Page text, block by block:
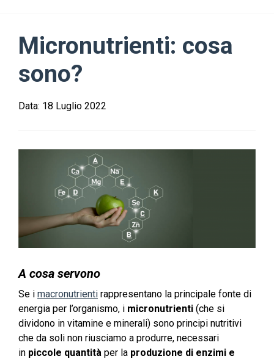
Micronutrienti: cosa
sono?
Data: 18 Luglio 2022
A cosa servono
Se i macronutrienti rappresentano la principale fonte di
energia per l’organismo, i micronutrienti (che si
dividono in vitamine e minerali) sono principi nutritivi
che da soli non riusciamo a produrre, necessari
in piccole quantità per la produzione di enzimi e